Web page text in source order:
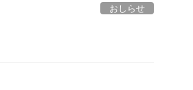
おしらせ